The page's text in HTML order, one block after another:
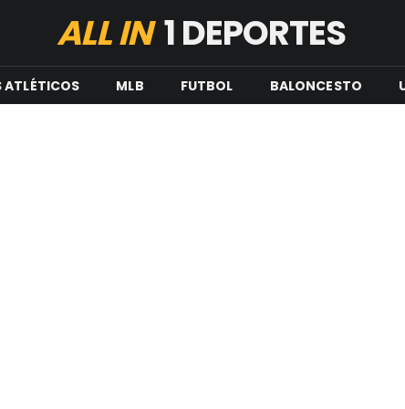
ALL IN1 DEPORTES
ATLÉTICOS MLB FUTBOL BALONCESTO